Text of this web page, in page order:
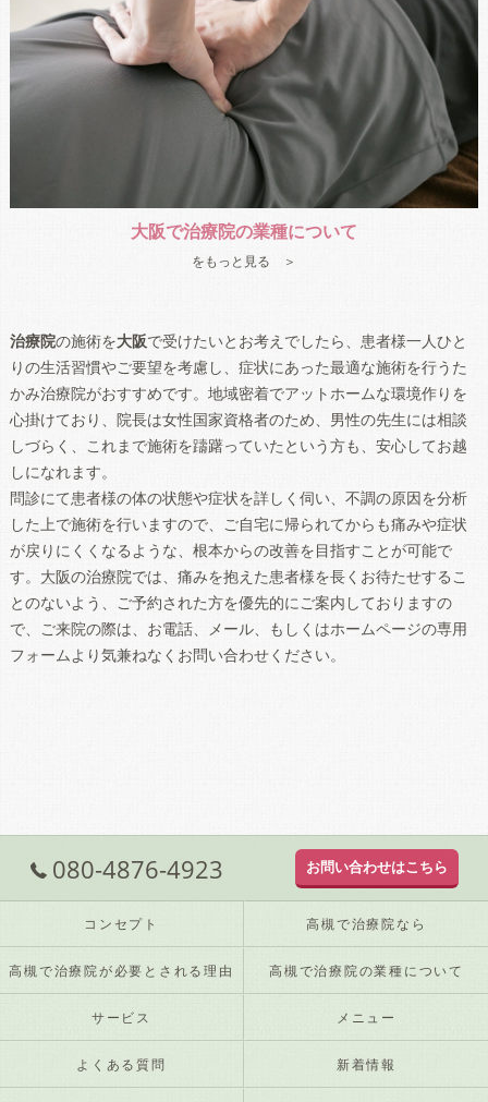
大阪で治療院の業種について
をもっと見る ＞
治療院の施術を大阪で受けたいとお考えでしたら、患者様一人ひと
りの生活習慣やご要望を考慮し、症状にあった最適な施術を行うた
かみ治療院がおすすめです。地域密着でアットホームな環境作りを
心掛けており、院長は女性国家資格者のため、男性の先生には相談
しづらく、これまで施術を躊躇っていたという方も、安心してお越
しになれます。
問診にて患者様の体の状態や症状を詳しく伺い、不調の原因を分析
した上で施術を行いますので、ご自宅に帰られてからも痛みや症状
が戻りにくくなるような、根本からの改善を目指すことが可能で
す。 大阪の治療院では、痛みを抱えた患者様を長くお待たせするこ
とのないよう、ご予約された方を優先的にご案内しておりますの
で、ご来院の際は、お電話、メール、もしくはホームページの専用
フォームより気兼ねなくお問い合わせください。
080-4876-4923 お問い合わせはこちら
コンセプト 高槻で治療院なら
高槻で治療院が必要とされる理由 高槻で治療院の業種について
サービス メニュー
よくある質問 新着情報